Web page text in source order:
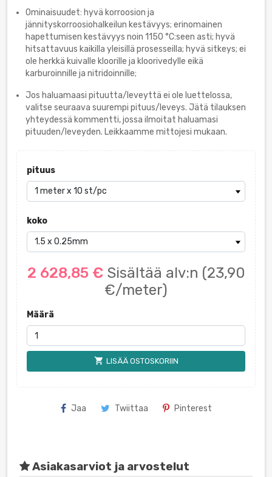
Ominaisuudet: hyvä korroosion ja
jännityskorroosiohalkeilun kestävyys; erinomainen
hapettumisen kestävyys noin 1150 °C:seen asti; hyvä
hitsattavuus kaikilla yleisillä prosesseilla; hyvä sitkeys; ei
ole herkkä kuivalle kloorille ja kloorivedylle eikä
karburoinnille ja nitridoinnille;
Jos haluamaasi pituutta/leveyttä ei ole luettelossa,
valitse seuraava suurempi pituus/leveys. Jätä tilauksen
yhteydessä kommentti, jossa ilmoitat haluamasi
pituuden/leveyden. Leikkaamme mittojesi mukaan.
pituus
koko
2 628,85 € Sisältää alv:n (23,90
€/meter)
Määrä
shopping_cart LISÄÄ OSTOSKORIIN
Jaa Twiittaa Pinterest
Asiakasarviot ja arvostelut